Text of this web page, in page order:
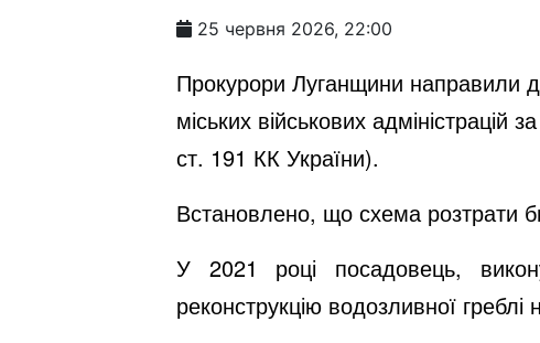
25 червня 2026, 22:00
Прокурори Луганщини направили
міських військових
ст. 191 КК України).
Встановлено, що схема розтрати
У 2021 році посадовець,
реконструкцію водозливної